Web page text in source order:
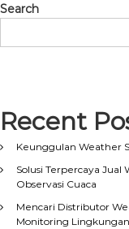
Search
Recent
Keunggulan Weather
Solusi Terpercaya
Observasi Cuaca
Mencari Distributor
Monitoring